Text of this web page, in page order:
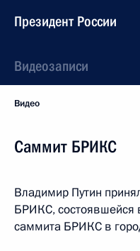
Президент России
Видеозаписи
Видео
Саммит БРИКС
Владимир Путин
БРИКС, состоявшейся
саммита БРИКС в